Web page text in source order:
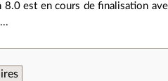
8.0 est en cours de finalisation